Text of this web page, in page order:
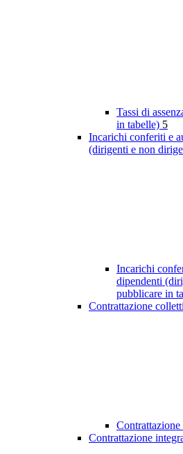
Tassi di
in tabelle) 5
Incarichi conferiti e
(dirigenti e non
Incarichi
dipendenti
pubblicare in
Contrattazione
Contrattazione